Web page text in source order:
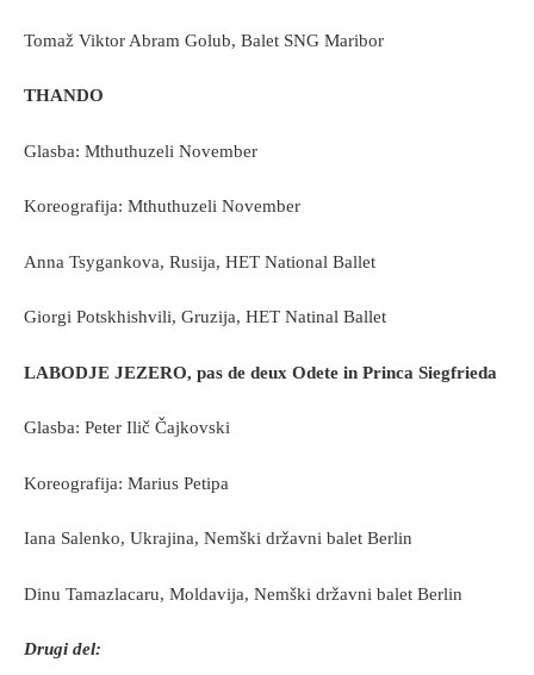
Tomaž Viktor Abram Golub, Balet SNG Maribor
THANDO
Glasba: Mthuthuzeli November
Koreografija: Mthuthuzeli November
Anna Tsygankova, Rusija, HET National Ballet
Giorgi Potskhishvili, Gruzija, HET Natinal Ballet
LABODJE JEZERO, pas de deux Odete in Princa Siegfrieda
Glasba: Peter Ilič Čajkovski
Koreografija: Marius Petipa
Iana Salenko, Ukrajina, Nemški državni balet Berlin
Dinu Tamazlacaru, Moldavija, Nemški državni balet Berlin
Drugi del: